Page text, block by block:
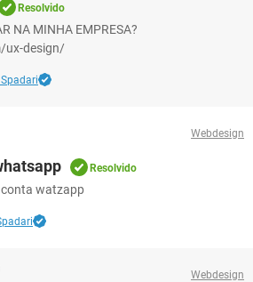
Resolvido
NA MINHA EMPRESA?
ux-design/
Webdesign
Resolvido
watzapp
Webdesign